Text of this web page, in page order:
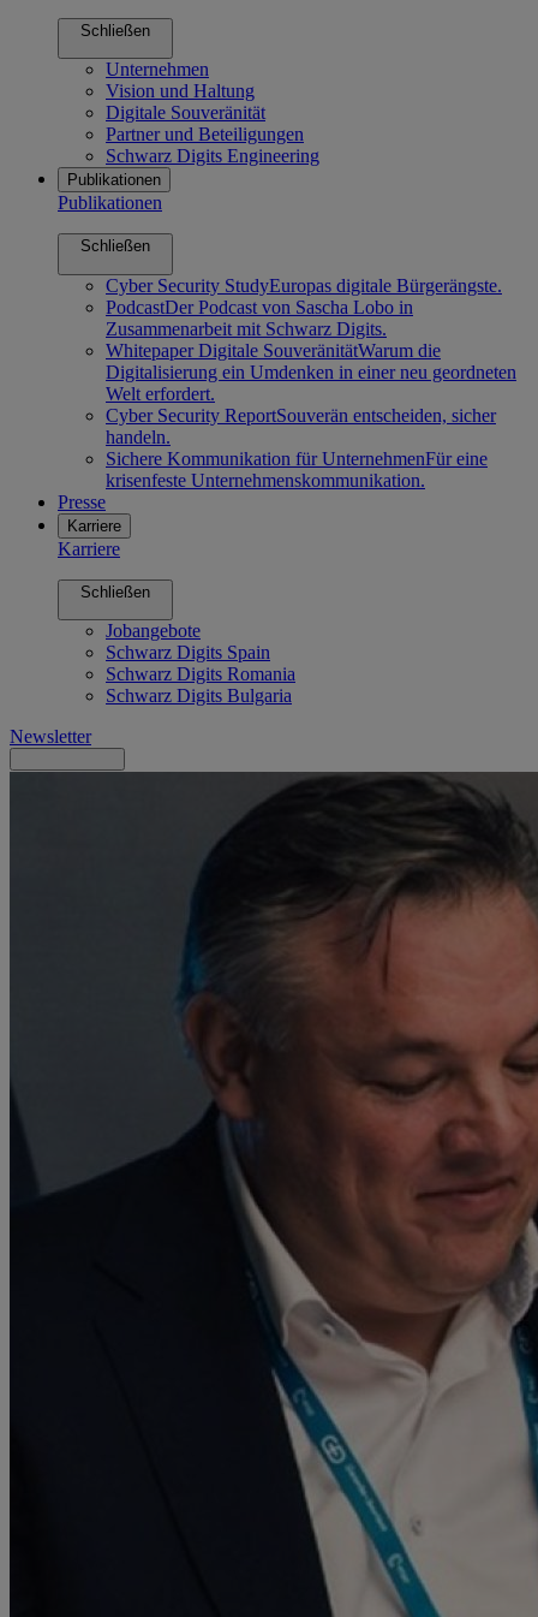
Schließen
Unternehmen
Vision und Haltung
Digitale Souveränität
Partner und Beteiligungen
Schwarz Digits Engineering
Publikationen
Publikationen
Schließen
Cyber Security StudyEuropas digitale Bürgerängste.
PodcastDer Podcast von Sascha Lobo in
Zusammenarbeit mit Schwarz Digits.
Whitepaper Digitale SouveränitätWarum die
Digitalisierung ein Umdenken in einer neu geordneten
Welt erfordert.
Cyber Security ReportSouverän entscheiden, sicher
handeln.
Sichere Kommunikation für UnternehmenFür eine
krisenfeste Unternehmenskommunikation.
Presse
Karriere
Karriere
Schließen
Jobangebote
Schwarz Digits Spain
Schwarz Digits Romania
Schwarz Digits Bulgaria
Newsletter